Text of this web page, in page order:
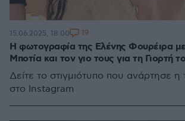
Η φωτογραφία της Ελένης Φουρέιρα
Μποτία και τον γιο τους για τη Γιορτή
Δείτε το στιγμιότυπο που ανάρτησε η
στο Instagram
15.06.2025, 18:00 19